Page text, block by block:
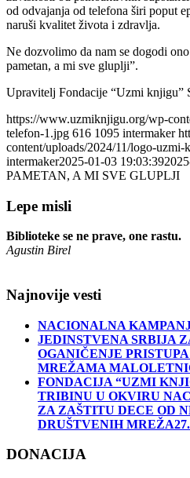
od odvajanja od telefona širi poput
naruši kvalitet života i zdravlja.
Ne dozvolimo da nam se dogodi
pametan, a mi sve gluplji”.
Upravitelj Fondacije “Uzmi knjigu”
https://www.uzmiknjigu.org/wp-
telefon-1.jpg 616 1095 intermaker
content/uploads/2024/11/logo-
intermaker2025-01-03 19:03:39
PAMETAN, A MI SVE GLUPLJI
Lepe misli
Biblioteke se ne prave, one rastu.
Agustin Birel
Najnovije vesti
NACIONALNA
JEDINSTVENA SRBIJA
OGANIČENJE
MREŽAMA
FONDACIJA “UZMI
TRIBINU U OKVIRU
ZA ZAŠTITU DECE OD
DRUŠTVENIH MREŽA
DONACIJA